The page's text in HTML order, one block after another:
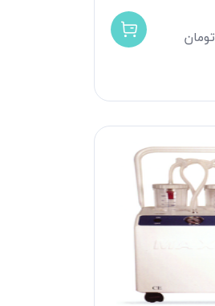
تومان